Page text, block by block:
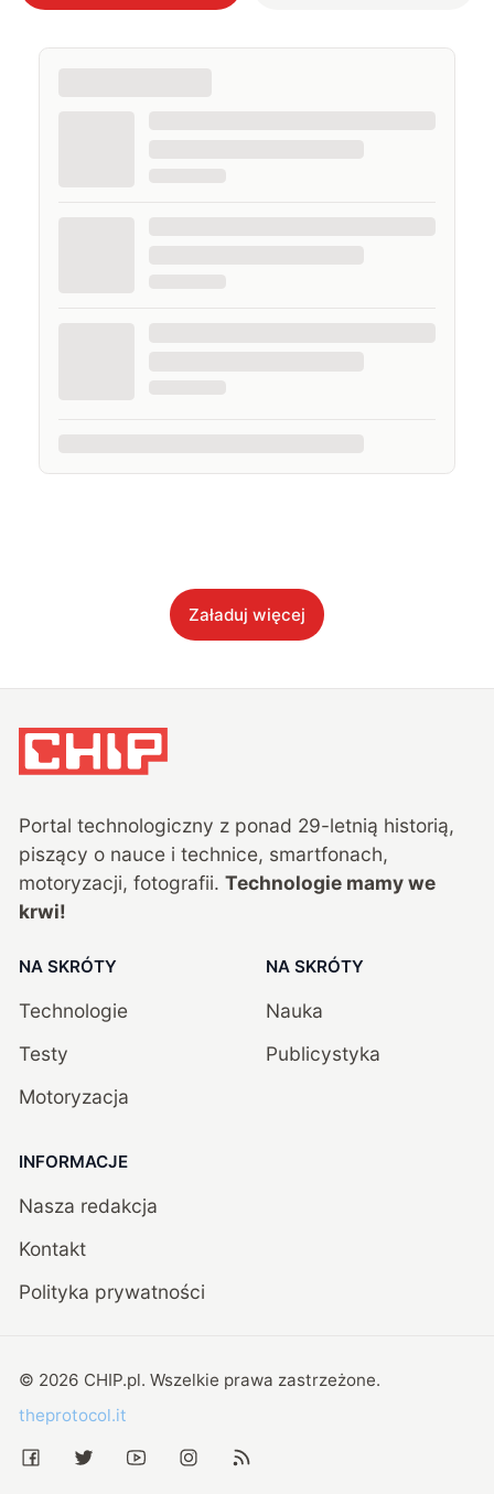
Załaduj więcej
Portal technologiczny z ponad 29-letnią historią,
piszący o nauce i technice, smartfonach,
motoryzacji, fotografii. Technologie mamy we
krwi!
NA SKRÓTY
Technologie
Testy
Motoryzacja
NA SKRÓTY
Nauka
Publicystyka
INFORMACJE
Nasza redakcja
Kontakt
Polityka prywatności
© 2026 CHIP.pl. Wszelkie prawa zastrzeżone.
theprotocol.it